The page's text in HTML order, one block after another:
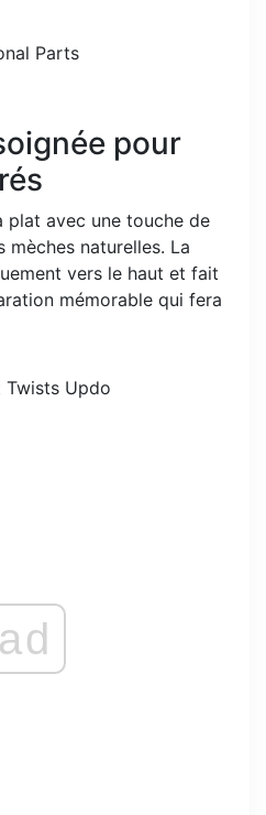
pour
plat avec une touche de
naturelles. La
vers le haut et fait
mémorable qui fera
ad